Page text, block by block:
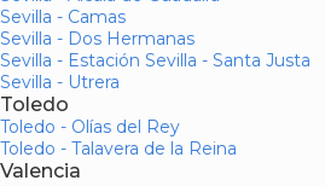
Sevilla - Camas
Sevilla - Dos Hermanas
Sevilla - Estación Sevilla - Santa Justa
Sevilla - Utrera
Toledo
Toledo - Olías del Rey
Toledo - Talavera de la Reina
Valencia